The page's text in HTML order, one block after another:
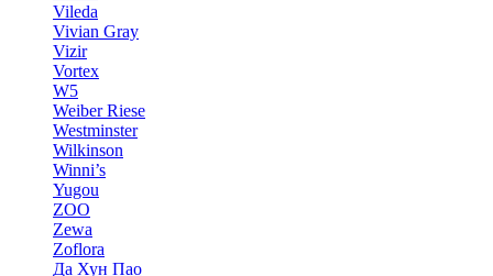
Vileda
Vivian Gray
Vizir
Vortex
W5
Weiber Riese
Westminster
Wilkinson
Winni’s
Yugou
ZOO
Zewa
Zoflora
Да Хун Пао